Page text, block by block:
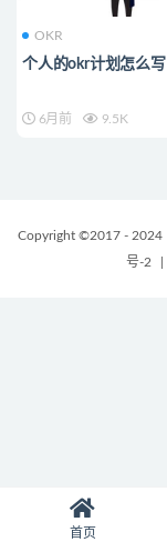
OKR
个人的okr计划怎么写
6月前 9.5K
Copyright ©2017 - 2024
号-2
首页